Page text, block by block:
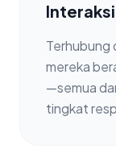
Terhubung
mereka
—semua
tingkat